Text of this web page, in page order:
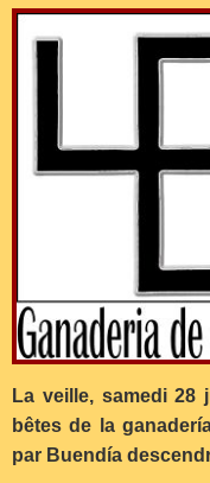
La veille, samedi 28
bêtes de la
par Buendía